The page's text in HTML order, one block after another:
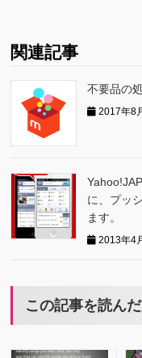
関連記事
不要品の
2017年8
に、プッ
ます。
2013年4
この記事を読ん